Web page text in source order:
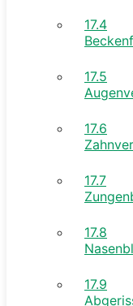
17.4
17.5
17.6
17.7
17.8
17.9